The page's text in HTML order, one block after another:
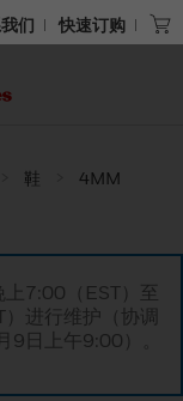
们 快速订购
鞋
4MM
7:00（EST）至
进行维护（协调
日上午9:00）。